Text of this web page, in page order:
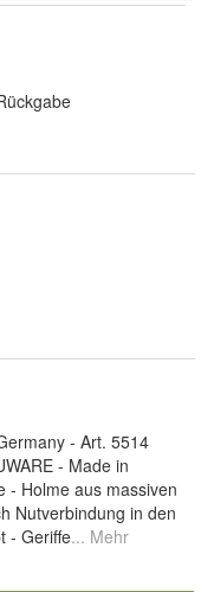
- Art. 5514
- Made in
- Holme aus massiven
Nutverbindung in den
- Geriffe... Mehr